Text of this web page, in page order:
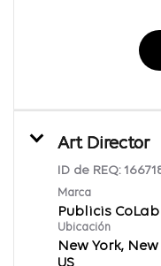
Art Director
ID de REQ:
Marca
Publicis CoLab
Ubicación
New York, New